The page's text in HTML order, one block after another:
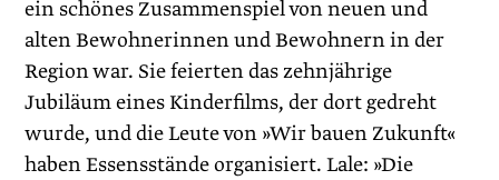
ein schönes Zusammenspiel von neuen und
alten Bewohnerinnen und Bewohnern in der
Region war. Sie feierten das zehnjährige
Jubiläum eines Kinderfilms, der dort gedreht
wurde, und die Leute von »Wir bauen Zukunft«
haben Essensstände organisiert. Lale: »Die